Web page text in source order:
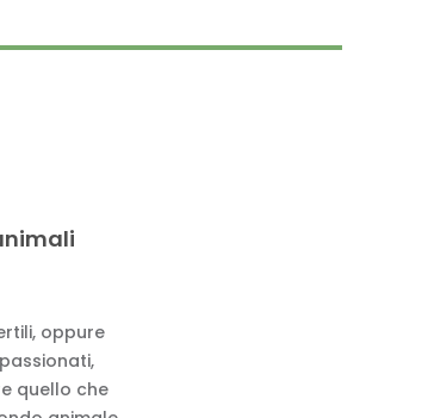
oppure
quello che